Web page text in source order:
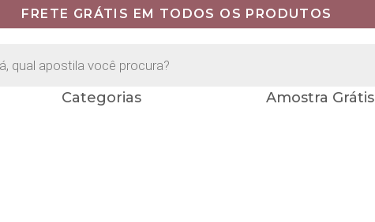
FRETE GRÁTIS EM TODOS OS PRODUTOS
Categorias Amostra Grátis